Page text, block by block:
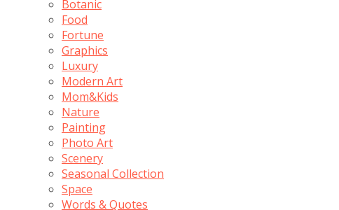
Botanic
Food
Fortune
Graphics
Luxury
Modern Art
Mom&Kids
Nature
Painting
Photo Art
Scenery
Seasonal Collection
Space
Words & Quotes